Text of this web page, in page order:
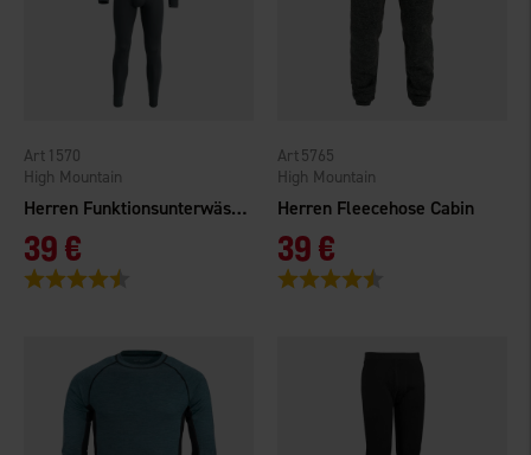
Herren Funktionsunterwäsche Helags Bambus
High Mountain
1570
39 €
Bewertung:
Herren Fleecehose Cabin
High Mountain
5765
39 €
Bewertung: